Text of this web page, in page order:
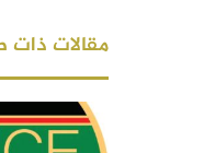
مقالات ذات